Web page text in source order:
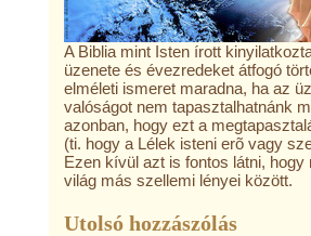
A Biblia mint Isten írott
üzenete és évezredeket átfogó
elméleti ismeret maradna, ha az
valóságot nem tapasztalhatnánk
azonban, hogy ezt a
(ti. hogy a Lélek isteni erõ vagy
Ezen kívül azt is fontos látni,
világ más szellemi lényei között.
Utolsó hozzászólás